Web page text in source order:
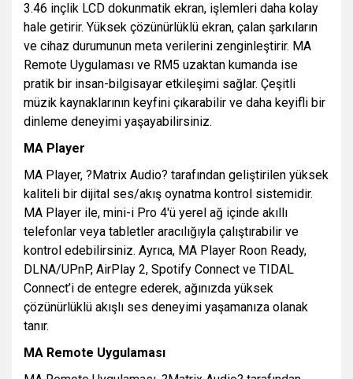
3.46 inçlik LCD dokunmatik ekran, işlemleri daha kolay
hale getirir. Yüksek çözünürlüklü ekran, çalan şarkıların
ve cihaz durumunun meta verilerini zenginleştirir. MA
Remote Uygulaması ve RM5 uzaktan kumanda ise
pratik bir insan-bilgisayar etkileşimi sağlar. Çeşitli
müzik kaynaklarının keyfini çıkarabilir ve daha keyifli bir
dinleme deneyimi yaşayabilirsiniz.
MA Player
MA Player, ?Matrix Audio? tarafından geliştirilen yüksek
kaliteli bir dijital ses/akış oynatma kontrol sistemidir.
MA Player ile, mini-i Pro 4'ü yerel ağ içinde akıllı
telefonlar veya tabletler aracılığıyla çalıştırabilir ve
kontrol edebilirsiniz. Ayrıca, MA Player Roon Ready,
DLNA/UPnP, AirPlay 2, Spotify Connect ve TIDAL
Connect’i de entegre ederek, ağınızda yüksek
çözünürlüklü akışlı ses deneyimi yaşamanıza olanak
tanır.
MA Remote Uygulaması